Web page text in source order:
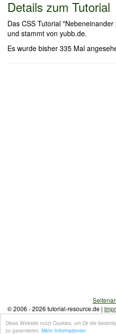
Diese Website nutzt Cookies, um Dir die
zu garantieren. Mehr Informationen
Details zum Tutorial
Das CSS Tutorial
und stammt von yubb.de.
Es wurde bisher 335 Mal
© 2006 - 2026 tutorial-resource.de |
iPhone, iPod, iPad und iOS sind in den
registrierte Marken der Firma Apple Inc.